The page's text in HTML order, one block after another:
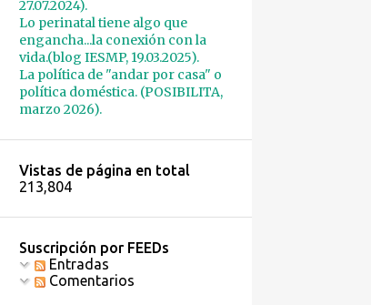
abril 2021
marzo 2021
febrero 2021
2
diciembre 2020
noviembre 2020
septiembre 2020
agosto 2020
27.07.2024).
Lo perinatal tiene algo que
engancha...la conexión con la
vida.(blog IESMP, 19.03.2025).
La política de "andar por casa" o
política doméstica. (POSIBILITA,
marzo 2026).
Vistas de página en total
213,804
Suscripción por FEEDs
Entradas
Comentarios